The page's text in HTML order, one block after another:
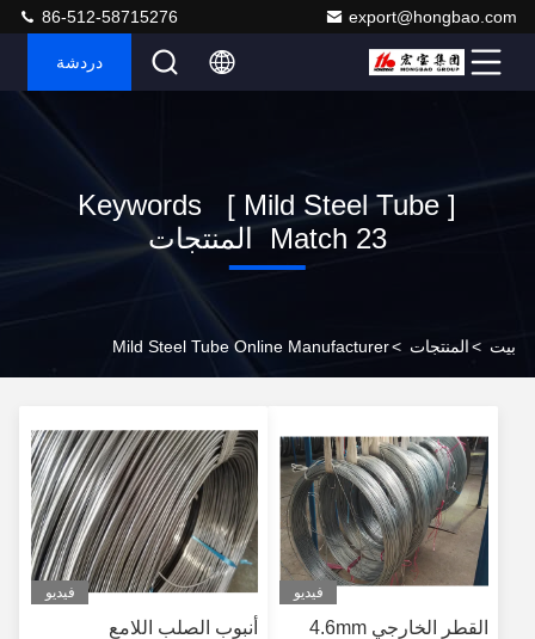
export@hongbao.com
86-512-58715276
دردشة
Keywords [ Mild Steel Tube ]
Match 23 المنتجات
بيت >المنتجات >
Mild Steel Tube Online Manufacturer
فيديو
القطر الخارجي 4.6mm
فيديو
أنبوب الصلب اللامع